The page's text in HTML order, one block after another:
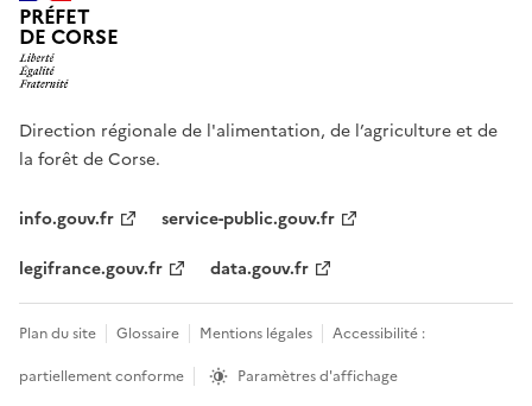
PRÉFET
DE CORSE
Direction régionale de l'alimentation, de l’agriculture et de
la forêt de Corse.
info.gouv.fr
service-public.gouv.fr
legifrance.gouv.fr
data.gouv.fr
Plan du site Glossaire Mentions légales
Accessibilité :
partiellement conforme
Paramètres d'affichage